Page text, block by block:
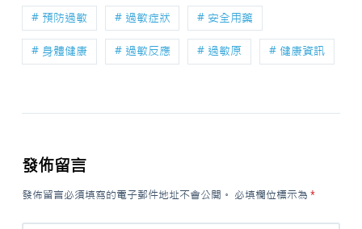
# 預防過敏 # 過敏症狀 # 安全用藥
# 身體健康 # 過敏反應 # 過敏原 # 健康資訊
發佈留言
發佈留言必須填寫的電子郵件地址不會公開。 必填欄位標示為 *